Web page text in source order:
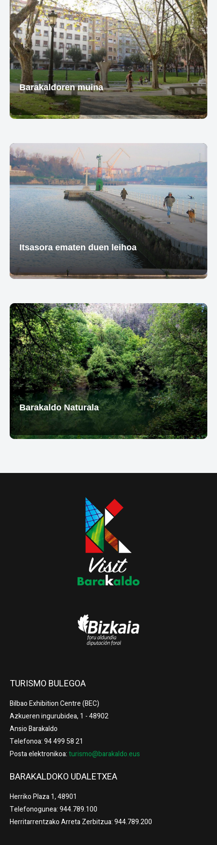
Barakaldoren muina
Itsasora ematen duen leihoa
Barakaldo Naturala
TURISMO BULEGOA
Bilbao Exhibition Centre (BEC)
Azkueren ingurubidea, 1 - 48902
Ansio Barakaldo
Telefonoa: 94 499 58 21
Posta elektronikoa:turismo@barakaldo.eus
BARAKALDOKO UDALETXEA
Herriko Plaza 1, 48901
Telefonogunea: 944.789.100
Herritarrentzako Arreta Zerbitzua: 944.789.200